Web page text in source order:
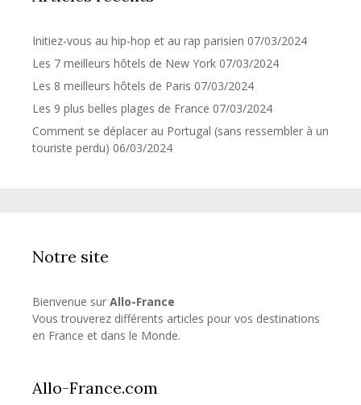
Initiez-vous au hip-hop et au rap parisien 07/03/2024
Les 7 meilleurs hôtels de New York 07/03/2024
Les 8 meilleurs hôtels de Paris 07/03/2024
Les 9 plus belles plages de France 07/03/2024
Comment se déplacer au Portugal (sans ressembler à un
touriste perdu) 06/03/2024
Notre site
Bienvenue sur Allo-France
Vous trouverez différents articles pour vos destinations
en France et dans le Monde.
Allo-France.com